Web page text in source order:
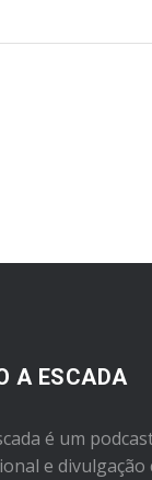
A ESCADA
é um
e divulgação